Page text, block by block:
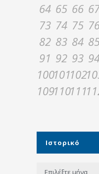
64 65 66
73 74 75
82 83 84
91 92 93
100101102
109110111
Ιστορικό
Ιστορικό